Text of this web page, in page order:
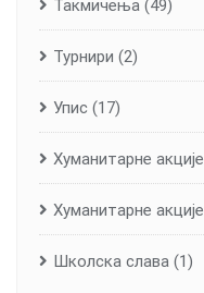
Такмичења (49)
Турнири (2)
Упис (17)
Хуманитарне aкције
Хуманитарне акције
Школска слава (1)